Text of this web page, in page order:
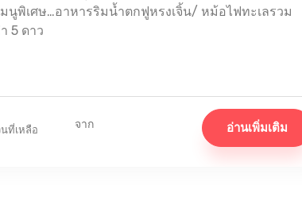
ร์กใหม่ล่าสุดของเมืองจางเจียเจี้ย ช้อปปิ้งขนมร้านดัง
มนูพิเศษ…อาหารริมน้ำตกฟูหรงเจิ้น/ หม้อไฟทะเลรวม
อ่านเพิ่มเติม